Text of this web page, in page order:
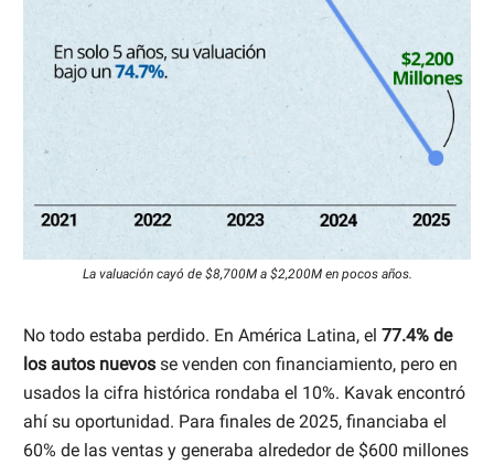
La valuación cayó de $8,700M a $2,200M en pocos años.
No todo estaba perdido. En América Latina, el 77.4% de
los autos nuevos se venden con financiamiento, pero en
usados la cifra histórica rondaba el 10%. Kavak encontró
ahí su oportunidad. Para finales de 2025, financiaba el
60% de las ventas y generaba alrededor de $600 millones